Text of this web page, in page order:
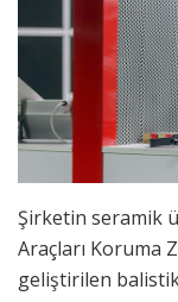
Şirketin seramik
Araçları Koruma
geliştirilen